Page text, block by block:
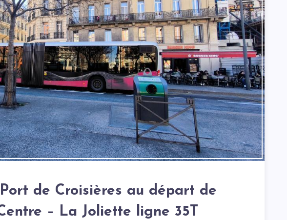
de Croisières au départ de
– La Joliette ligne 35T